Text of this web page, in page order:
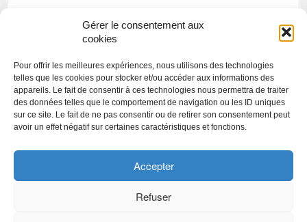
Gérer le consentement aux
cookies
Pour offrir les meilleures expériences, nous utilisons des technologies
telles que les cookies pour stocker et/ou accéder aux informations des
appareils. Le fait de consentir à ces technologies nous permettra de traiter
des données telles que le comportement de navigation ou les ID uniques
sur ce site. Le fait de ne pas consentir ou de retirer son consentement peut
avoir un effet négatif sur certaines caractéristiques et fonctions.
Accepter
Refuser
Le verre de l’Antiquité à nos jours
Copyright
Politique de confidentialité
Chartes des engagements des opérateurs culturels